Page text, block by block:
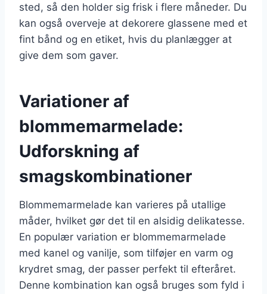
sted, så den holder sig frisk i flere måneder. Du
kan også overveje at dekorere glassene med et
fint bånd og en etiket, hvis du planlægger at
give dem som gaver.
Variationer af
blommemarmelade:
Udforskning af
smagskombinationer
Blommemarmelade kan varieres på utallige
måder, hvilket gør det til en alsidig delikatesse.
En populær variation er blommemarmelade
med kanel og vanilje, som tilføjer en varm og
krydret smag, der passer perfekt til efteråret.
Denne kombination kan også bruges som fyld i